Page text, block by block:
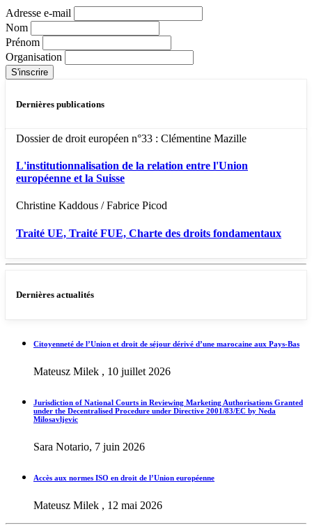
Adresse e-mail
Nom
Prénom
Organisation
Dernières publications
Dossier de droit européen n°33 : Clémentine Mazille
L'institutionnalisation de la relation entre l'Union
européenne et la Suisse
Christine Kaddous / Fabrice Picod
Traité UE, Traité FUE, Charte des droits fondamentaux
Dernières actualités
Citoyenneté de l’Union et droit de séjour dérivé d’une marocaine aux Pays-Bas
Mateusz Milek , 10 juillet 2026
Jurisdiction of National Courts in Reviewing Marketing Authorisations Granted
under the Decentralised Procedure under Directive 2001/83/EC by Neda
Milosavljevic
Sara Notario, 7 juin 2026
Accès aux normes ISO en droit de l’Union européenne
Mateusz Milek , 12 mai 2026